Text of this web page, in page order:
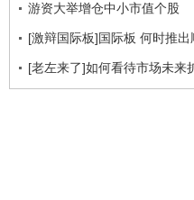
游资大举增仓中小市值个股
[激辩国际板]国际板 何时推出
[老左来了]如何看待市场未来